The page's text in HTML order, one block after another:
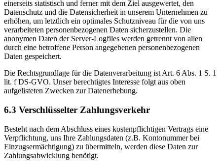
einerseits statistisch und ferner mit dem Ziel ausgewertet, den
Datenschutz und die Datensicherheit in unserem Unternehmen zu
erhöhen, um letztlich ein optimales Schutzniveau für die von uns
verarbeiteten personenbezogenen Daten sicherzustellen. Die
anonymen Daten der Server-Logfiles werden getrennt von allen
durch eine betroffene Person angegebenen personenbezogenen
Daten gespeichert.
Die Rechtsgrundlage für die Datenverarbeitung ist Art. 6 Abs. 1 S. 1
lit. f DS-GVO. Unser berechtigtes Interesse folgt aus oben
aufgelisteten Zwecken zur Datenerhebung.
6.3 Verschlüsselter Zahlungsverkehr
Besteht nach dem Abschluss eines kostenpflichtigen Vertrags eine
Verpflichtung, uns Ihre Zahlungsdaten (z.B. Kontonummer bei
Einzugsermächtigung) zu übermitteln, werden diese Daten zur
Zahlungsabwicklung benötigt.